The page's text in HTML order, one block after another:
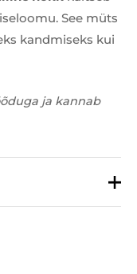
See müts
kandmiseks kui
ja kannab